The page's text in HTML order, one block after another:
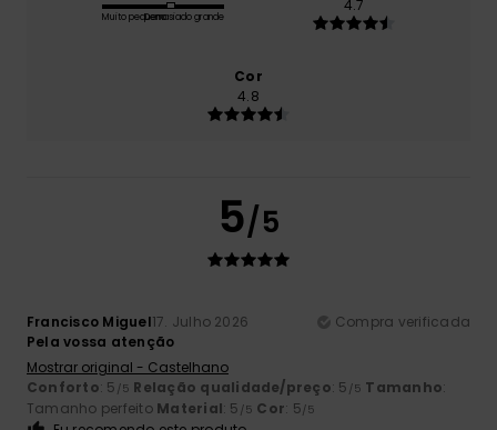
Muito pequenoDemasiado grande
4.7
Cor
4.8
5/5
Francisco Miguel17. Julho 2026
Compra verificada
Pela vossa atenção
Mostrar original - Castelhano
Conforto: 5 /5 Relação qualidade/preço: 5 /5 Tamanho:
Tamanho perfeito Material: 5 /5 Cor: 5/5